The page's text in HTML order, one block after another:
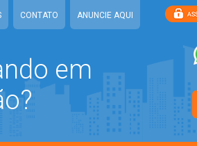
CONTATO ANUNCIE AQUI
em